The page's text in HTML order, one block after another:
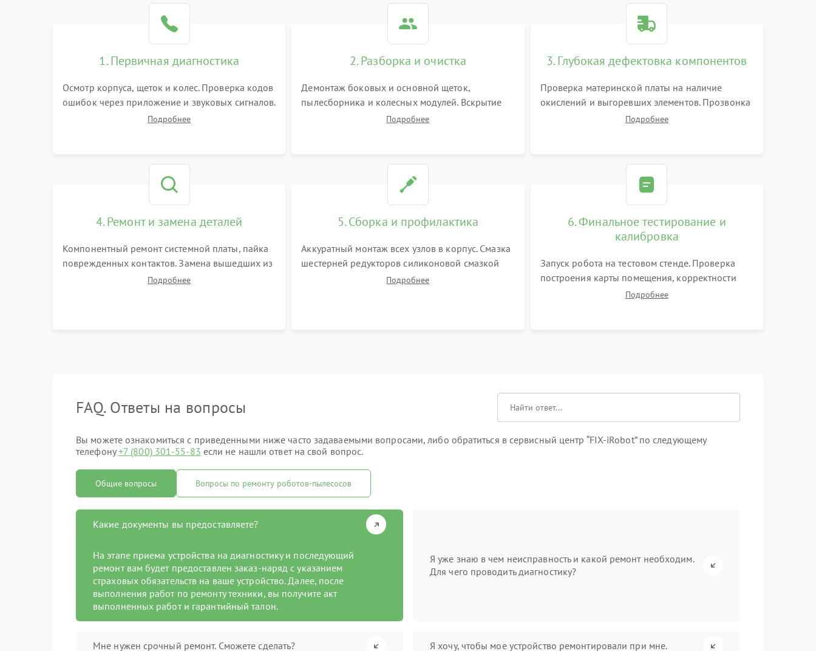
1. Первичная диагностика
Осмотр корпуса, щеток и колес. Проверка кодов
ошибок через приложение и звуковых сигналов.
Замер емкости аккумулятора и тестирование
Подробнее
2. Разборка и очистка
Демонтаж боковых и основной щеток,
пылесборника и колесных модулей. Вскрытие
корпуса робота. Тщательная очистка внутренних
Подробнее
3. Глубокая дефектовка компонентов
Проверка материнской платы на наличие
окислений и выгоревших элементов. Прозвонка
цепей питания, тестирование приводных
Подробнее
4. Ремонт и замена деталей
Компонентный ремонт системной платы, пайка
поврежденных контактов. Замена вышедших из
строя двигателей, изношенного аккумулятора,
Подробнее
5. Сборка и профилактика
Аккуратный монтаж всех узлов в корпус. Смазка
шестерней редукторов силиконовой смазкой
для снижения шума. Установка новых
Подробнее
6. Финальное тестирование и
калибровка
Запуск робота на тестовом стенде. Проверка
построения карты помещения, корректности
навигации и обхода препятствий. Оценка силы
Подробнее
FAQ. Ответы на вопросы
Вы можете ознакомиться с приведенными ниже часто задаваемыми вопросами, либо обратиться в сервисный центр “FIX-iRobot” по следующему
телефону+7 (800) 301-55-83 если не нашли ответ на свой вопрос.
Общие вопросы Вопросы по ремонту роботов-пылесосов
Какие документы вы предоставляете?
На этапе приема устройства на диагностику и последующий
ремонт вам будет предоставлен заказ-наряд с указанием
страховых обязательств на ваше устройство. Далее, после
выполнения работ по ремонту техники, вы получите акт
выполненных работ и гарантийный талон.
Я уже знаю в чем неисправность и какой ремонт необходим.
Для чего проводить диагностику?
Мне нужен срочный ремонт. Сможете сделать? Я хочу, чтобы мое устройство ремонтировали при мне.